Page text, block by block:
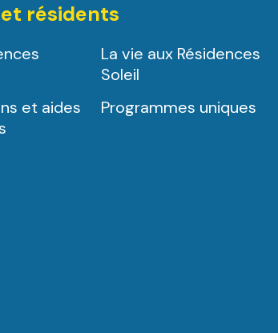
résidents
La vie aux Résidences
Soleil
et aides
Programmes uniques